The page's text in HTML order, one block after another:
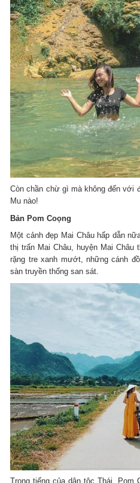
Còn chần chừ gì mà không đến với
Mu nào!
Bản Pom Coọng
Một cảnh đẹp Mai Châu hấp dẫn
thị trấn Mai Châu, huyện Mai Châu
rặng tre xanh mướt, những cánh
sàn truyền thống san sát.
Trong tiếng của dân tộc Thái, Pom